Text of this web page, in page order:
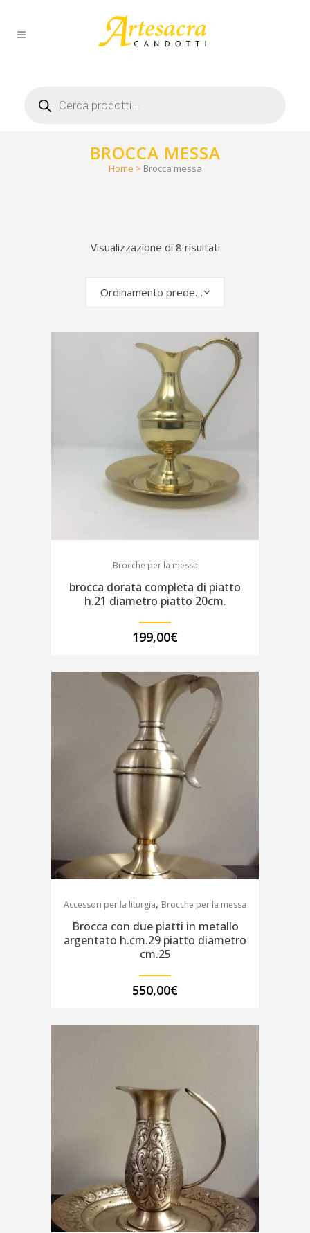
search
BROCCA MESSA
Home > Brocca messa
Visualizzazione di 8 risultati
Ordinamento predefinito
Brocche per la messa
brocca dorata completa di piatto
h.21 diametro piatto 20cm.
199,00€
Accessori per la liturgia, Brocche per la messa
Brocca con due piatti in metallo
argentato h.cm.29 piatto diametro
cm.25
550,00€